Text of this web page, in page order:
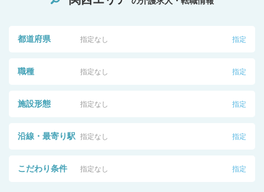
都道府県 指定なし 指定
職種 指定なし 指定
施設形態 指定なし 指定
沿線・最寄り駅 指定なし 指定
こだわり条件 指定なし 指定